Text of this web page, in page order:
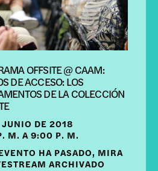
OFFSITE @ CAAM:
DE ACCESO: LOS
DE LA COLECCIÓN
DE 2018
M. A 9:00 P. M.
HA PASADO, MIRA
ARCHIVADO